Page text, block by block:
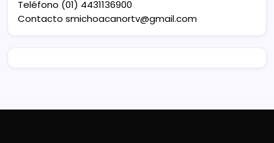
Teléfono (01) 4431136900
Contacto smichoacanortv@gmail.com